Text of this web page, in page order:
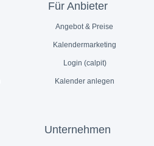
Für Anbieter
Angebot & Preise
Kalendermarketing
Login (calpit)
Kalender anlegen
Unternehmen